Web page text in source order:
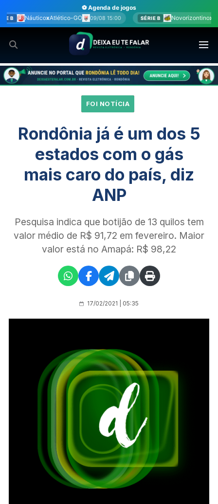
para
o
conteúdo
⚽ Agenda de jogos
09/08 15:00 SÉRIE B Novorizontino Juventude 09/08 15:00
FOI NOTÍCIA
Rondônia já é um dos 5
estados com o gás
mais caro do país, diz
ANP
Pesquisa indica que botijão de 13 quilos tem
valor médio de R$ 91,72 em fevereiro. Maior
valor está no Amapá: R$ 98,22
17/02/2021 | 05:35